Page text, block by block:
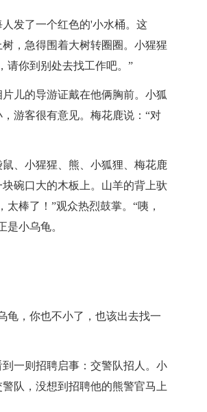
发了一个红色的'小水桶。这
，急得围着大树转圈圈。小猩猩
请你到别处去找工作吧。”
儿的导游证戴在他俩胸前。小狐
游客很有意见。梅花鹿说：“对
、小猩猩、熊、小狐狸、梅花鹿
碗口大的木板上。山羊的背上驮
棒了！”观众热烈鼓掌。“咦，
小乌龟。
，你也不小了，也该出去找一
一则招聘启事：交警队招人。小
队，没想到招聘他的熊警官马上